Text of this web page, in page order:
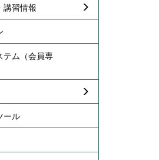
講習情報
テム（会員専
ール